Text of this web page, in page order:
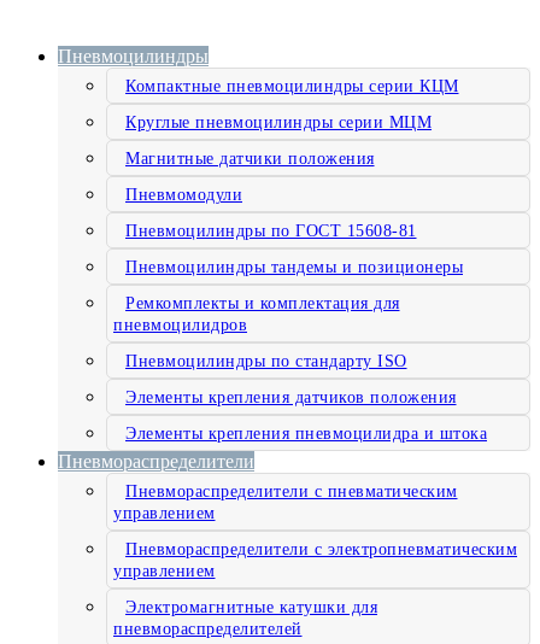
Пневмоцилиндры
Компактные пневмоцилиндры серии КЦМ
Круглые пневмоцилиндры серии МЦМ
Магнитные датчики положения
Пневмомодули
Пневмоцилиндры по ГОСТ 15608-81
Пневмоцилиндры тандемы и позиционеры
Ремкомплекты и комплектация для
пневмоцилидров
Пневмоцилиндры по стандарту ISO
Элементы крепления датчиков положения
Элементы крепления пневмоцилидра и штока
Пневмораспределители
Пневмораспределители с пневматическим
управлением
Пневмораспределители с электропневматическим
управлением
Электромагнитные катушки для
пневмораспределителей